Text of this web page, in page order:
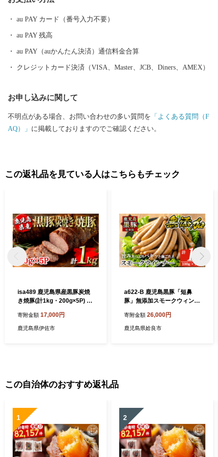
がありますので、商品説明欄の発送可能期間、申込受付期間を必
させていただきます。 ※寄附につきましては、年度内の回数制限
は現在設けておりません。 ※返礼品の写真はイメージです。
au PAY カード（番号入力不要）
au PAY 残高
au PAY（auかんたん決済）通信料金合算
クレジットカード決済（VISA、Master、JCB、Diners、AMEX）
お申し込みに関して
不明点がある場合、お問い合わせの多い質問を 「よくある質問（F
AQ）」 に掲載しておりますのでご確認ください。
この返礼品を見ている人はこちらもチェック
isa489 鹿児島県産黒豚炭焼
き焼豚(計1kg・200g×5P) 鹿
焼き豚 焼豚 味付き 惣菜 おか
ず 弁当 小分け【コワダヤ】
寄附金額 17,000円
鹿児島県伊佐市
a622-B 鹿児島黒豚「短鼻
豚」無添加スモークウィンナ
ますや】姶良市 国産 ウィン
ナー 無添加 ウインナー ソー
寄附金額 26,000円
鹿児島県姶良市
この自治体のおすすめ返礼品
1 2